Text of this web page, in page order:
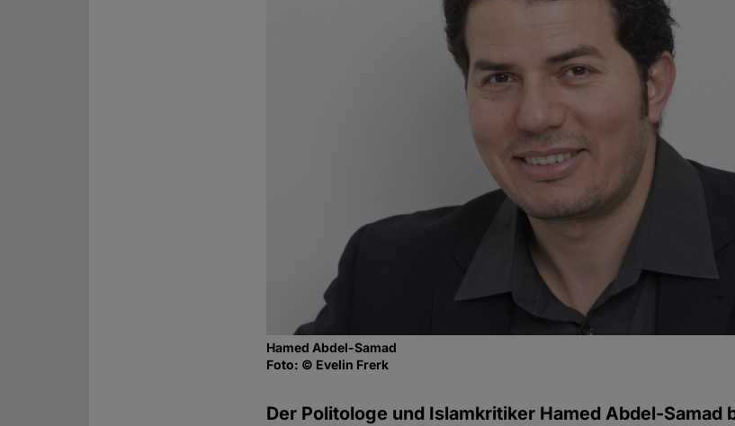
Hamed Abdel-Samad
Foto: © Evelin Frerk
Der Politologe und Islamkritiker Hamed Abdel-Samad